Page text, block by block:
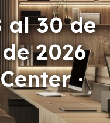
al 30 de
2026
·